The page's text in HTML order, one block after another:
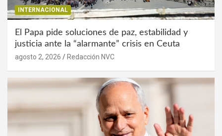
INTERNACIONAL
El Papa pide soluciones de paz, estabilidad y
justicia ante la “alarmante” crisis en Ceuta
agosto 2, 2026 Redacción NVC